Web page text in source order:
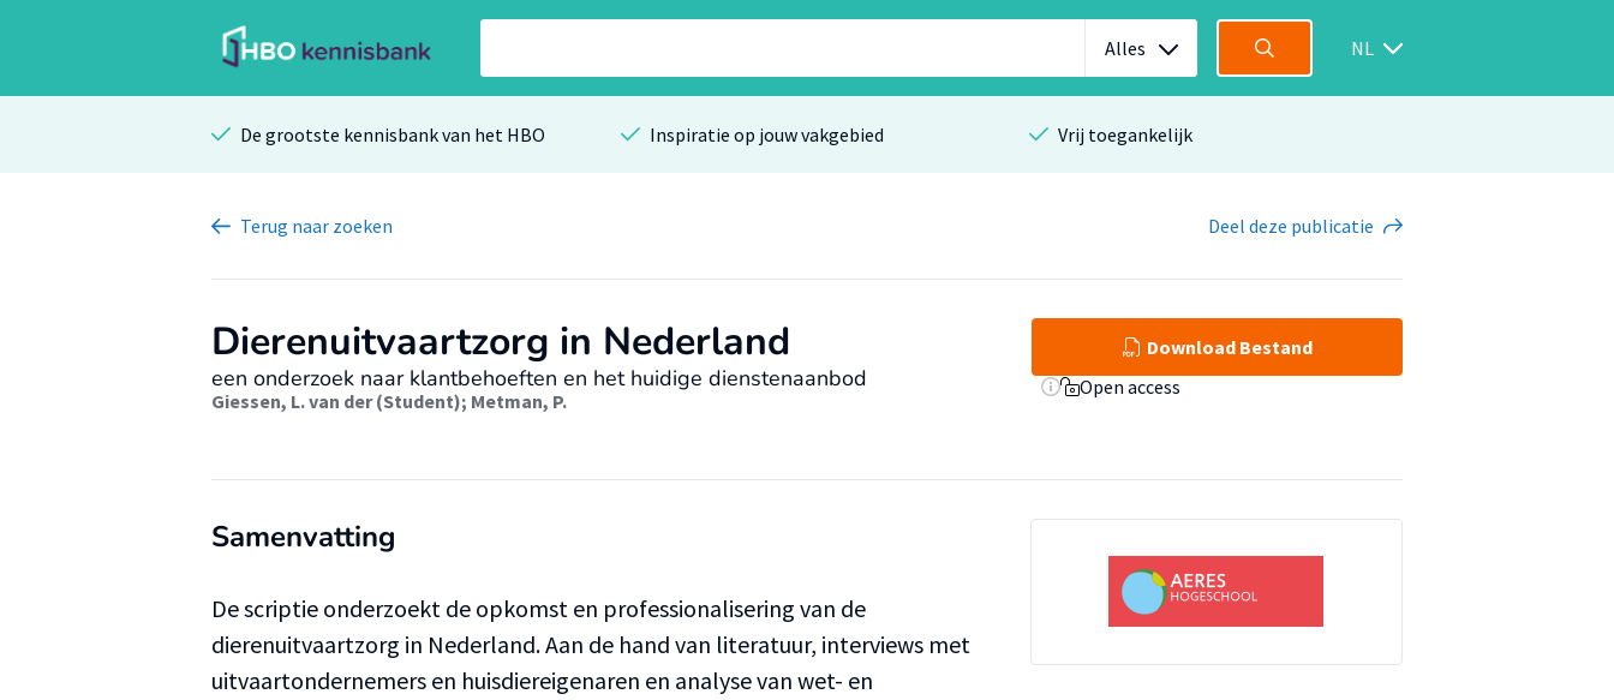
Alles NL
De grootste kennisbank van het HBO Inspiratie op jouw vakgebied Vrij toegankelijk
Terug naar zoeken Deel deze publicatie
Dierenuitvaartzorg in Nederland
een onderzoek naar klantbehoeften en het huidige dienstenaanbod
Giessen, L. van der (Student); Metman, P.
Download Bestand
Open access
Samenvatting
De scriptie onderzoekt de opkomst en professionalisering van de
dierenuitvaartzorg in Nederland. Aan de hand van literatuur, interviews met
uitvaart­ondernemers en huisdiereigenaren en analyse van wet- en